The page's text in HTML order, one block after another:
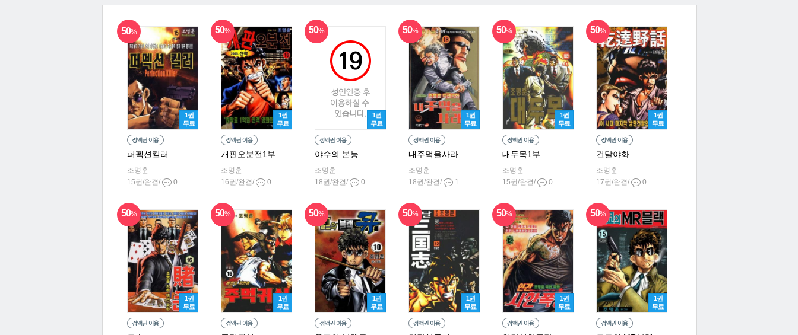
50%
1권
무료
퍼펙션킬러
조명훈
15권/완결/
0
50%
1권
무료
개판오분전1부
조명훈
16권/완결/
0
50%
1권
무료
야수의 본능
조명훈
18권/완결/
0
50%
1권
무료
내주먹을사라
조명훈
18권/완결/
1
50%
1권
무료
대두목1부
조명훈
15권/완결/
0
50%
1권
무료
건달야화
조명훈
17권/완결/
0
50%
1권
무료
50%
1권
무료
50%
1권
무료
50%
1권
무료
50%
1권
무료
50%
1권
무료